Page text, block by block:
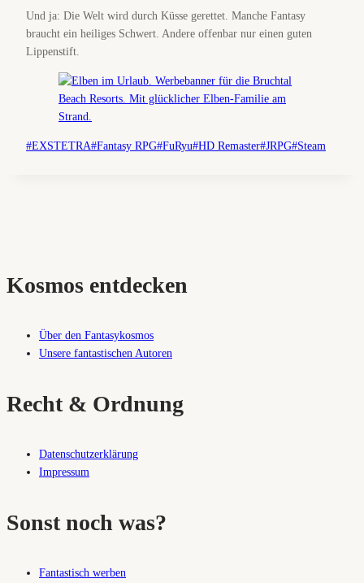
Und ja: Die Welt wird durch Küsse gerettet. Manche Fantasy
braucht ein heiliges Schwert. Andere offenbar nur einen guten
Lippenstift.
Schlagworte:
#EXSTETRA#Fantasy RPG#FuRyu#HD Remaster#JRPG#Steam
Kosmos entdecken
Über den Fantasykosmos
Unsere fantastischen Autoren
Recht & Ordnung
Datenschutzerklärung
Impressum
Sonst noch was?
Fantastisch werben